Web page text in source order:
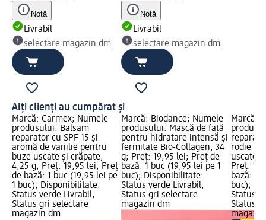
Notă
Livrabil
selectare magazin dm
Notă
Livrabil
selectare magazin dm
Alți clienți au cumpărat și
Marcă: Carmex; Numele
produsului: Balsam
reparator cu SPF 15 și
aromă de vanilie pentru
buze uscate și crăpate,
4,25 g; Preț: 19,95 lei; Preț
de bază: 1 buc (19,95 lei pe
1 buc); Disponibilitate:
Status verde Livrabil,
Status gri selectare
magazin dm
Marcă: Biodance; Numele
produsului: Mască de față
pentru hidratare intensă și
fermitate Bio-Collagen, 34
g; Preț: 19,95 lei; Preț de
bază: 1 buc (19,95 lei pe 1
buc); Disponibilitate:
Status verde Livrabil,
Status gri selectare
magazin dm
Marcă:
rodie și
uscate
Preț:
bază: 1
buc);
Status
Status